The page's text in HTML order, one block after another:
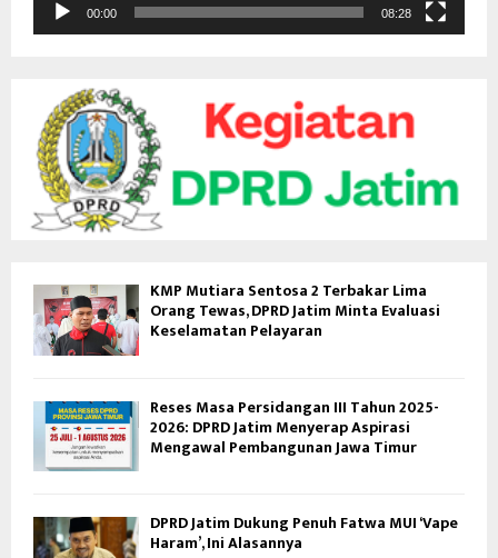
e
00:00 08:28
KMP Mutiara Sentosa 2 Terbakar Lima
Orang Tewas, DPRD Jatim Minta Evaluasi
Keselamatan Pelayaran
Reses Masa Persidangan III Tahun 2025-
2026: DPRD Jatim Menyerap Aspirasi
Mengawal Pembangunan Jawa Timur
DPRD Jatim Dukung Penuh Fatwa MUI ‘Vape
Haram’, Ini Alasannya